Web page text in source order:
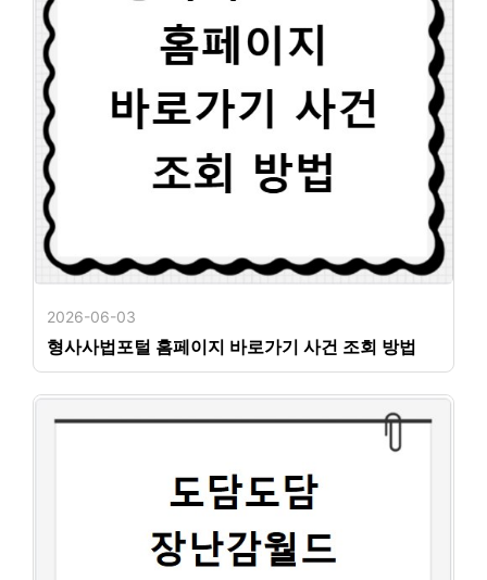
2026-06-03
형사사법포털 홈페이지 바로가기 사건 조회 방법